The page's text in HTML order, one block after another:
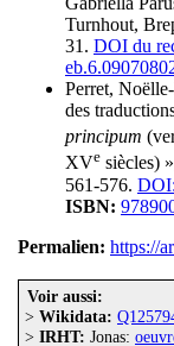
Turnhout,
31. DOI du
Perret,
des
principum
XVe siècles)
561-576.
ISBN:
Permalien: https://
Voir aussi:
> Wikidata:
> IRHT: Jonas: